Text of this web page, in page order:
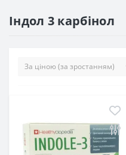
Індол 3 карбінол